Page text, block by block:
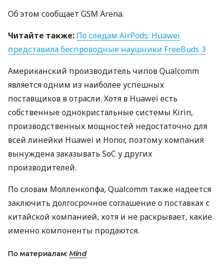
Об этом сообщает GSM Arena.
Читайте также: По следам AirPods: Huawei
представила беспроводные наушники FreeBuds 3
Американский производитель чипов Qualcomm
является одним из наиболее успешных
поставщиков в отрасли. Хотя в Huawei есть
собственные однокристальные системы Kirin,
производственных мощностей недостаточно для
всей линейки Huawei и Honor, поэтому компания
вынуждена заказывать SoC у других
производителей.
По словам Молленкопфа, Qualcomm также надеется
заключить долгосрочное соглашение о поставках с
китайской компанией, хотя и не раскрывает, какие
именно компоненты продаются.
По материалам: Mind